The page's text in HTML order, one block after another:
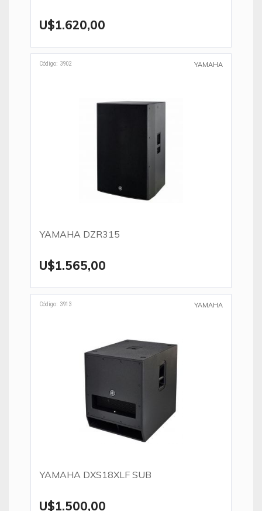
U$1.620,00
Código: 3902 YAMAHA
YAMAHA DZR315
U$1.565,00
Código: 3913 YAMAHA
YAMAHA DXS18XLF SUB
U$1.500,00